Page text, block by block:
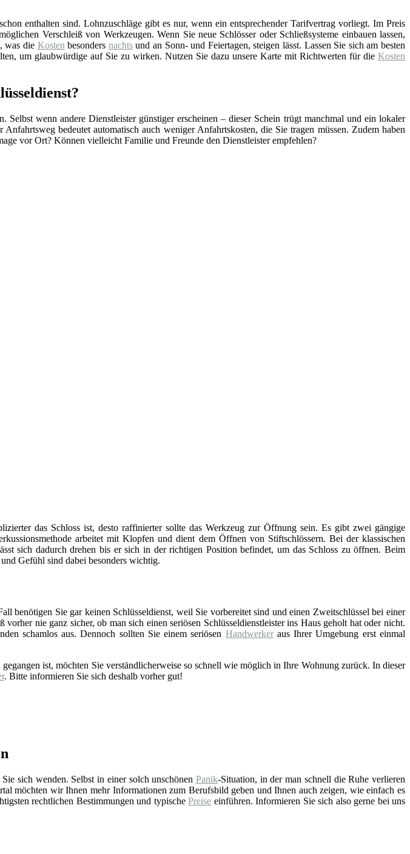
enthalten sind. Lohnzuschläge gibt es nur, wenn ein entsprechender Tarifvertrag vorliegt. Im Preis
Verschleiß von Werkzeugen. Wenn Sie neue Schlösser oder Schließsysteme einbauen lassen,
was die Kostenbesonders nachtsund an Sonn- und Feiertagen, steigen lässt. Lassen Sie sich am besten
um glaubwürdige auf Sie zu wirken. Nutzen Sie dazu unsere Karte mit Richtwerten für die Kosten
wenn andere Dienstleister günstiger erscheinen – dieser Schein trügt manchmal und ein lokaler
bedeutet automatisch auch weniger Anfahrtskosten, die Sie tragen müssen. Zudem haben
vor Ort? Können vielleicht Familie und Freunde den Dienstleister empfehlen?
das Schloss ist, desto raffinierter sollte das Werkzeug zur Öffnung sein. Es gibt zwei gängige
arbeitet mit Klopfen und dient dem Öffnen von Stiftschlössern. Bei der klassischen
sich dadurch drehen bis er sich in der richtigen Position befindet, um das Schloss zu öffnen. Beim
und Gefühl sind dabei besonders wichtig.
benötigen Sie gar keinen Schlüsseldienst, weil Sie vorbereitet sind und einen Zweitschlüssel bei einer
nie ganz sicher, ob man sich einen seriösen Schlüsseldienstleister ins Haus geholt hat oder nicht.
schamlos aus. Dennoch sollten Sie einem seriösen Handwerkeraus Ihrer Umgebung erst einmal
gegangen ist, möchten Sie verständlicherweise so schnell wie möglich in Ihre Wohnung zurück. In dieser
. Bitte informieren Sie sich deshalb vorher gut!
sich wenden. Selbst in einer solch unschönenPanik-Situation, in der man schnell die Ruhe verlieren
möchten wir Ihnen mehr Informationen zum Berufsbild geben und Ihnen auch zeigen, wie einfach es
rechtlichen Bestimmungen und typischePreise einführen. Informieren Sie sich also gerne bei uns